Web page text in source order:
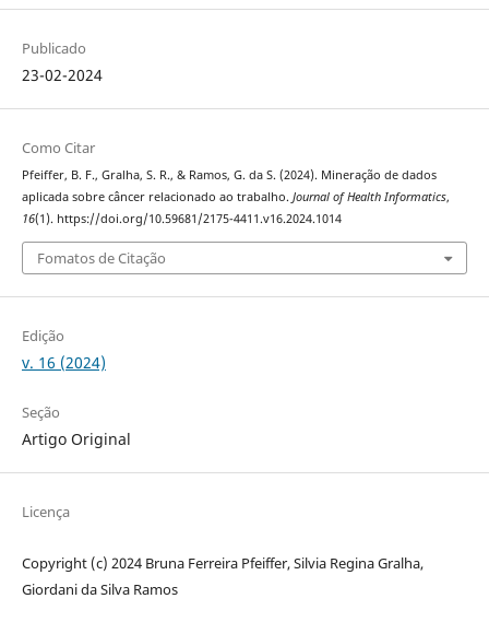
Publicado
23-02-2024
Como Citar
Pfeiffer, B. F., Gralha, S. R., & Ramos, G. da S. (2024). Mineração de dados
aplicada sobre câncer relacionado ao trabalho. Journal of Health Informatics,
16(1). https://doi.org/10.59681/2175-4411.v16.2024.1014
Fomatos de Citação
Edição
v. 16 (2024)
Seção
Artigo Original
Licença
Copyright (c) 2024 Bruna Ferreira Pfeiffer, Silvia Regina Gralha,
Giordani da Silva Ramos